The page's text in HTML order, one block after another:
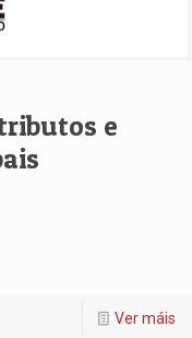
e
Ver máis